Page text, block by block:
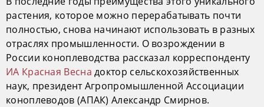
растения, которое можно перерабатывать почти
полностью, снова начинают использовать в разных
отраслях промышленности. О возрождении в
России коноплеводства рассказал корреспонденту
ИА Красная Весна доктор сельскохозяйственных
наук, президент Агропромышленной Ассоциации
коноплеводов (АПАК) Александр Смирнов.